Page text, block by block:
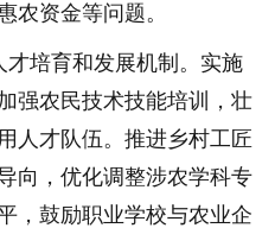
农资金等问题。
才培育和发展机制。实施
强农民技术技能培训，壮
人才队伍。推进乡村工匠
向，优化调整涉农学科专
，鼓励职业学校与农业企